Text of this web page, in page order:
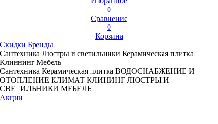
0
Сравнение
0
Корзина
Скидки Бренды
Сантехника Люстры и светильники Керамическая плитка
Клиннинг Мебель
Сантехника Керамическая плитка ВОДОСНАБЖЕНИЕ И
ОТОПЛЕНИЕ КЛИМАТ КЛИНИНГ ЛЮСТРЫ И
СВЕТИЛЬНИКИ МЕБЕЛЬ
Акции